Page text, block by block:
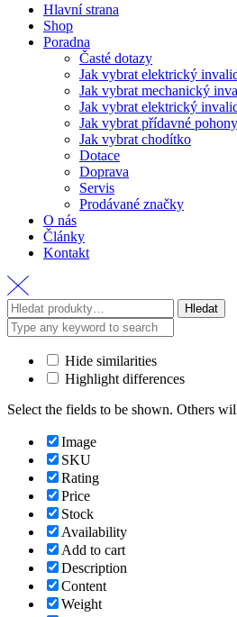
Hlavní strana
Shop
Poradna
Časté dotazy
Jak vybrat elektrický
Jak vybrat mechanický
Jak vybrat elektrický
Jak vybrat přídavné
Jak vybrat chodítko
Dotace
Doprava
Servis
Prodávané značky
O nás
Články
Kontakt
Hledat
Hide similarities
Highlight differences
Select the fields to be shown. Others
Image
SKU
Rating
Price
Stock
Availability
Add to cart
Description
Content
Weight